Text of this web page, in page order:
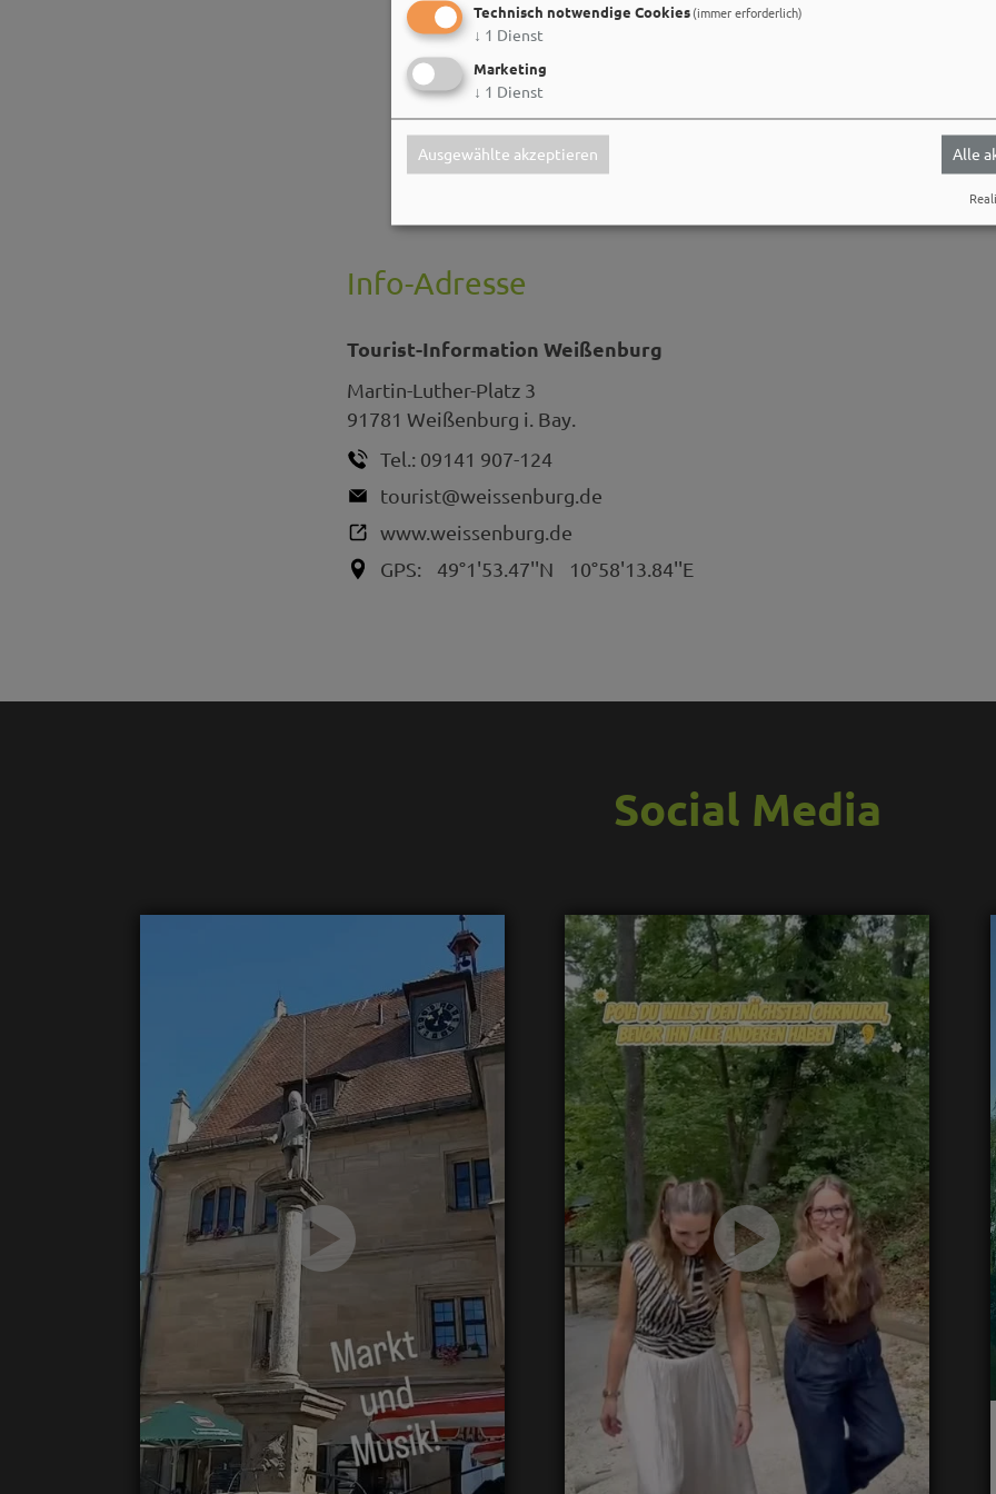
Info-Adresse
Tourist-Information Weißenburg
Martin-Luther-Platz 3
91781 Weißenburg i. Bay.
Tel.: 09141 907-124
tourist@weissenburg.de
www.weissenburg.de
GPS:
49°1'53.47''N 10°58'13.84''E
Social Media
Technisch notwendige Cookies(immer erforderlich)
↓ 1 Dienst
Marketing
↓ 1 Dienst
Ausgewählte akzeptieren Alle